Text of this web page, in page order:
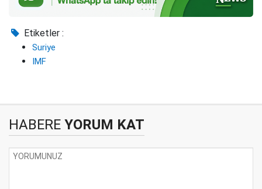
Etiketler :
Suriye
IMF
HABERE YORUM KAT